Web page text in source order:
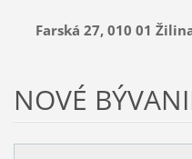
Farská 27, 010 01
NOVÉ